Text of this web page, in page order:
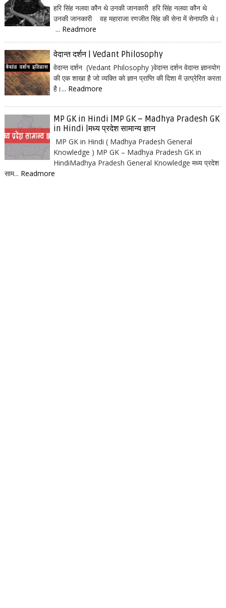
हरि सिंह नलवा कौन थे उनकी जानकारी हरि सिंह नलवा कौन थे
उनकी जानकारी वह महाराजा रणजीत सिंह की सेना में सेनापति थे।
... Readmore
वेदान्त दर्शन | Vedant Philosophy
वेदान्त दर्शन (Vedant Philosophy )वेदान्त दर्शन वेदान्त ज्ञानयोग
की एक शाखा है जो व्यक्ति को ज्ञान प्राप्ति की दिशा में उत्प्रेरित करता
है।... Readmore
MP GK in Hindi |MP GK – Madhya Pradesh GK
in Hindi |मध्य प्रदेश सामान्य ज्ञान
MP GK in Hindi ( Madhya Pradesh General
Knowledge ) MP GK – Madhya Pradesh GK in
HindiMadhya Pradesh General Knowledge मध्य प्रदेश
साम... Readmore